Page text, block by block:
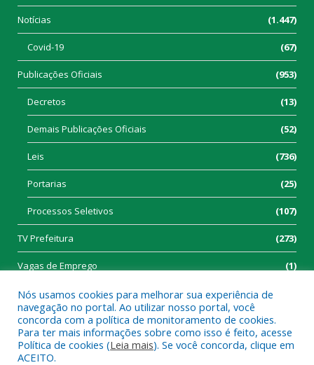
Notícias (1.447)
Covid-19 (67)
Publicações Oficiais (953)
Decretos (13)
Demais Publicações Oficiais (52)
Leis (736)
Portarias (25)
Processos Seletivos (107)
TV Prefeitura (273)
Vagas de Emprego (1)
Todos os direitos reservados a Prefeitura Municipal de Tucumã.
Nós usamos cookies para melhorar sua experiência de
navegação no portal. Ao utilizar nosso portal, você
concorda com a política de monitoramento de cookies.
Para ter mais informações sobre como isso é feito, acesse
Política de cookies (Leia mais). Se você concorda, clique em
ACEITO.